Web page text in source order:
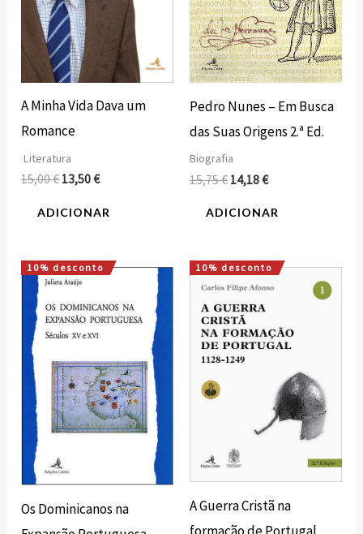
A Minha Vida Dava um
Romance
Literatura
15,00€ 13,50€
ADICIONAR
Pedro Nunes – Em Busca
das Suas Origens 2.ª Ed.
Biografia
15,75€ 14,18€
ADICIONAR
10% desconto
Os Dominicanos na
O
preço
original
era:
12,60 €.
O
atual
é:
10% desconto
A Guerra Cristã na
formação de Portugal
O
preço
original
era:
28,00 €.
O
preço
25,20 €.